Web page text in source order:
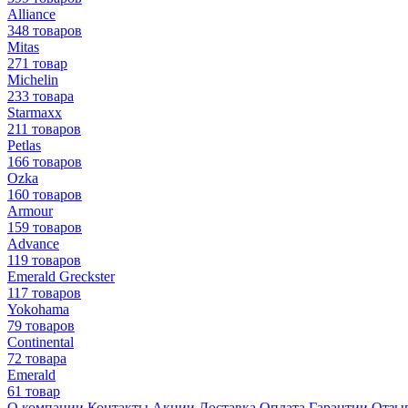
Alliance
348 товаров
Mitas
271 товар
Michelin
233 товара
Starmaxx
211 товаров
Petlas
166 товаров
Ozka
160 товаров
Armour
159 товаров
Advance
119 товаров
Emerald Greckster
117 товаров
Yokohama
79 товаров
Continental
72 товара
Emerald
61 товар